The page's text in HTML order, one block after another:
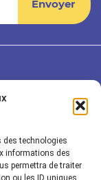
des technologies
informations des
permettra de traiter
ou les ID uniques